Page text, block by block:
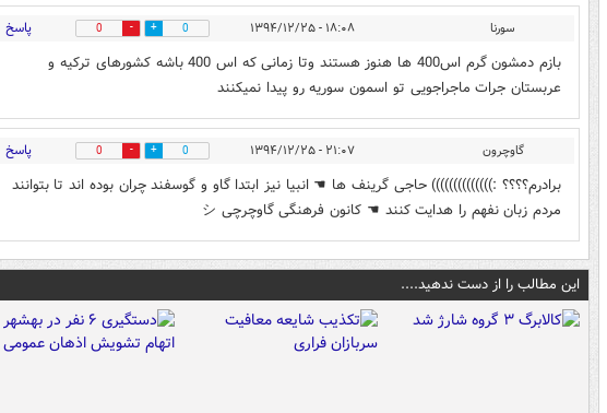
سورنا ۱۸:۰۸ - ۱۳۹۴/۱۲/۲۵ 0
0 پاسخ
بازم دمشون گرم اس400 ها هنوز هستند وتا زمانی که اس 400 باشه کشورهای ترکیه و
عربستان جرات ماجراجویی تو اسمون سوریه رو پیدا نمیکنند
گاوچرون ۲۱:۰۷ - ۱۳۹۴/۱۲/۲۵ 0
0 پاسخ
برادرم؟؟؟؟ :)))))))))))))) حاجی گرینف ها ☚ انبیا نیز ابتدا گاو و گوسفند چران بوده اند تا بتوانند
مردم زبان نفهم را هدایت کنند ☚ کانون فرهنگی گاوچرچی シ
این مطالب را از دست ندهید....